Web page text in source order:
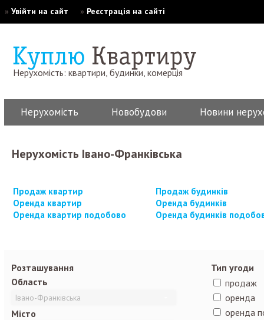
» Увійти на сайт » Реєстрація на сайті
Нерухомість: квартири, будинки, комерція
Нерухомість Новобудови Новини
Нерухомість Івано-Франківська
Продаж квартир
Оренда квартир
Оренда квартир подобово
Продаж будинків
Оренда будинків
Оренда будинків
Розташування
Область
Місто
Тип угоди
продаж
оренда
оренда